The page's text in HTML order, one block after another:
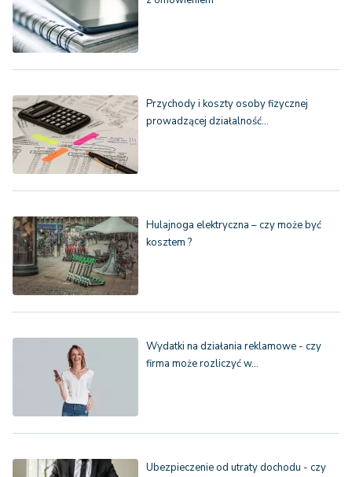
Przychody i koszty osoby fizycznej
prowadzącej działalność…
Hulajnoga elektryczna – czy może być
kosztem ?
Wydatki na działania reklamowe - czy
firma może rozliczyć w…
Ubezpieczenie od utraty dochodu - czy